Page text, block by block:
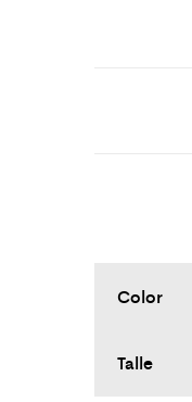
Color
Talle